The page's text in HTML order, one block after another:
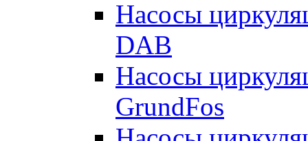
Насосы
DAB
Насосы
GrundFos